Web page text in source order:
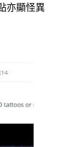
亦顯怪異